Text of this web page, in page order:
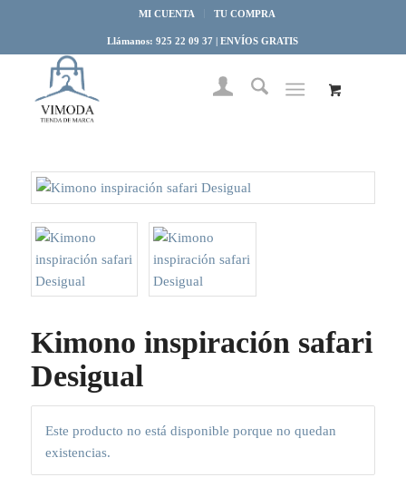
MI CUENTA TU COMPRA
Llámanos: 925 22 09 37 | ENVÍOS GRATIS
Kimono inspiración safari
Desigual
Este producto no está disponible porque no quedan
existencias.